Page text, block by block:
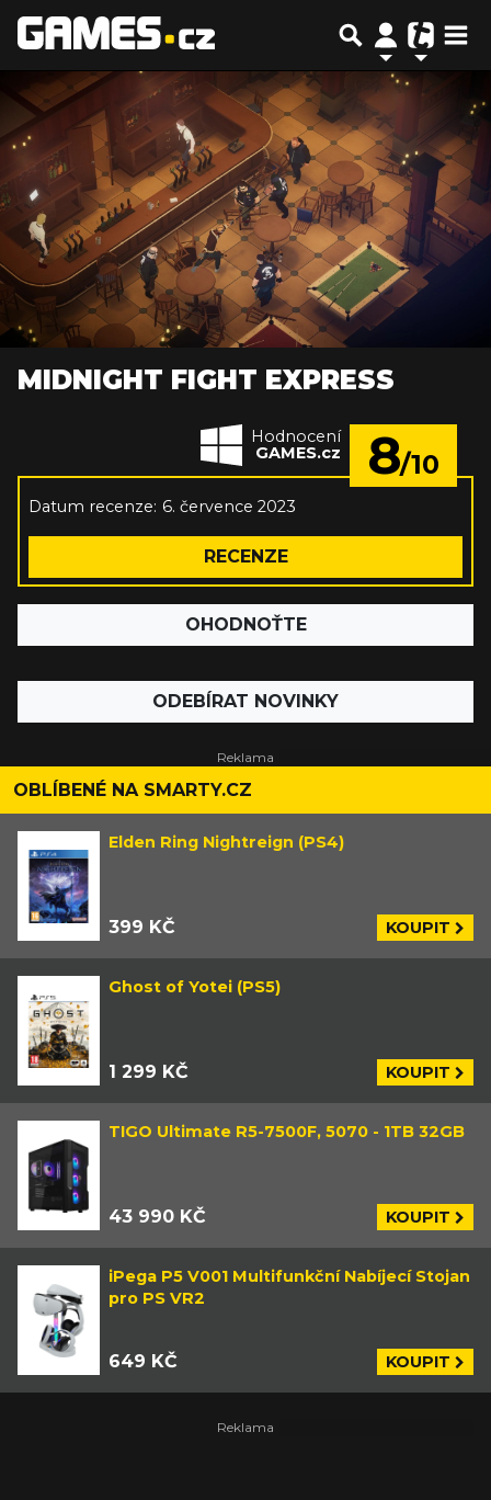
MIDNIGHT FIGHT EXPRESS
Hodnocení
GAMES.cz
8/10
Datum recenze: 6. července 2023
RECENZE
OHODNOŤTE
ODEBÍRAT NOVINKY
OBLÍBENÉ NA SMARTY.CZ
Elden Ring Nightreign (PS4)
399 KČ KOUPIT
Ghost of Yotei (PS5)
1 299 KČ KOUPIT
TIGO Ultimate R5-7500F, 5070 - 1TB 32GB
43 990 KČ KOUPIT
iPega P5 V001 Multifunkční Nabíjecí Stojan
pro PS VR2
649 KČ KOUPIT